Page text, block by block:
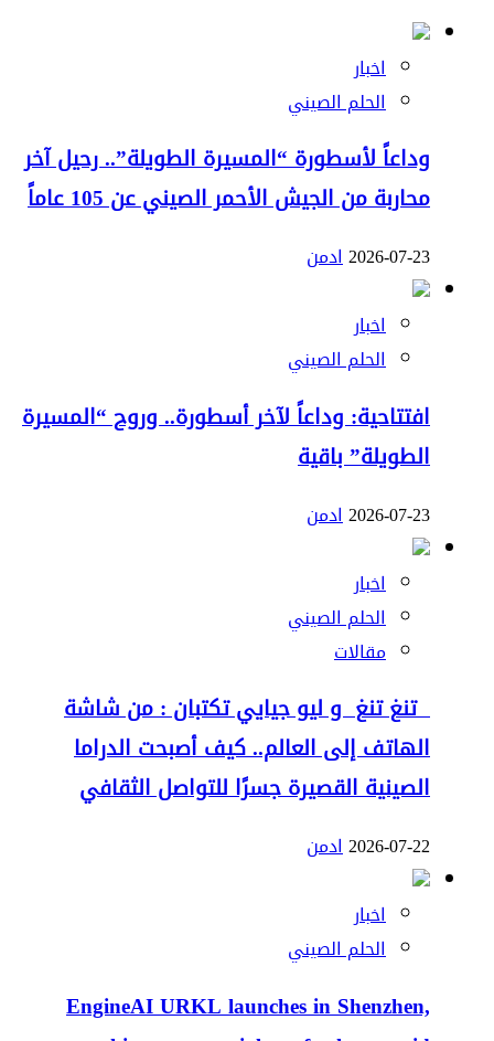
اخبار
الحلم الصيني
وداعاً لأسطورة “المسيرة الطويلة”.. رحيل آخر
محاربة من الجيش الأحمر الصيني عن 105 عاماً
2026-07-23ادمن
اخبار
الحلم الصيني
افتتاحية: وداعاً لآخر أسطورة.. وروح “المسيرة
الطويلة” باقية
2026-07-23ادمن
اخبار
الحلم الصيني
مقالات
تنغ تنغ و ليو جيايي تكتبان : من شاشة
الهاتف إلى العالم.. كيف أصبحت الدراما
الصينية القصيرة جسرًا للتواصل الثقافي
2026-07-22ادمن
اخبار
الحلم الصيني
EngineAI URKL launches in Shenzhen,